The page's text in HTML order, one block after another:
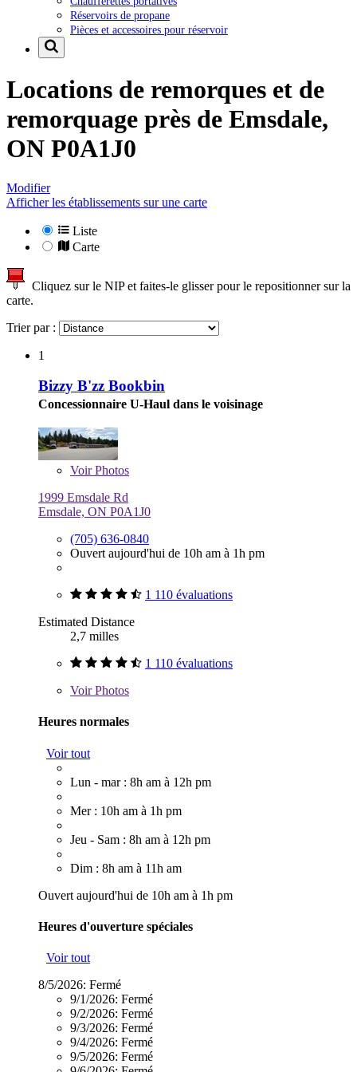
Réservoirs de propane
Pièces et accessoires pour réservoir
Locations de remorques et de
remorquage près de Emsdale,
ON P0A1J0
Modifier
Afficher les établissements sur une carte
Liste
Carte
Cliquez sur le NIP et faites-le glisser pour le repositionner sur la
carte.
Trier par :
1
Bizzy B'zz Bookbin
Concessionnaire U-Haul dans le voisinage
VoirPhotos
1999 Emsdale Rd
Emsdale, ON P0A1J0
(705) 636-0840
Ouvert aujourd'hui de 10h am à 1h pm
1 110 évaluations
Estimated Distance
2,7 milles
1 110 évaluations
VoirPhotos
Heures normales
Voir tout
Lun - mar : 8h am à 12h pm
Mer : 10h am à 1h pm
Jeu - Sam : 8h am à 12h pm
Dim : 8h am à 11h am
Ouvert aujourd'hui de 10h am à 1h pm
Heures d'ouverture spéciales
Voir tout
8/5/2026: Fermé
9/1/2026: Fermé
9/2/2026: Fermé
9/3/2026: Fermé
9/4/2026: Fermé
9/5/2026: Fermé